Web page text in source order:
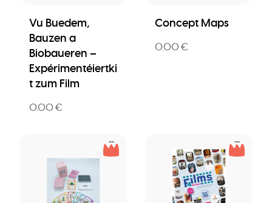
Vu Buedem,
Bauzen a
Biobaueren –
Expérimentéiertki
t zum Film
0.00 €
Concept Maps
0.00 €